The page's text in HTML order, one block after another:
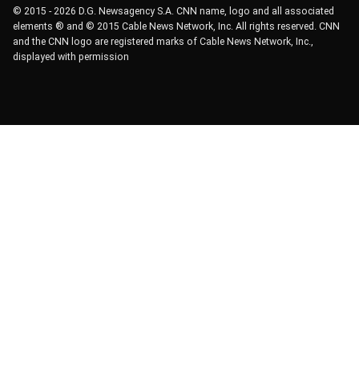
© 2015 - 2026 D.G. Newsagency S.A. CNN name, logo and all associated
elements ® and © 2015 Cable News Network, Inc. All rights reserved. CNN
and the CNN logo are registered marks of Cable News Network, Inc.,
displayed with permission